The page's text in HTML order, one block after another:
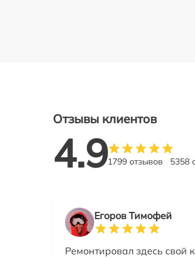
Отзывы клиентов
4.91799 отзывов 5358
Егоров Тимофей
Ремонтировал здесь свой